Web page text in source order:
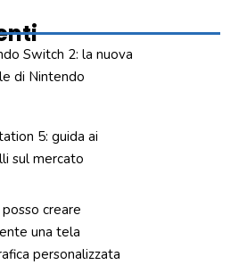
Switch 2: la nuova
di Nintendo
5: guida ai
sul mercato
creare
una tela
personalizzata